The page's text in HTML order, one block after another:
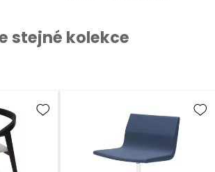
stejné kolekce